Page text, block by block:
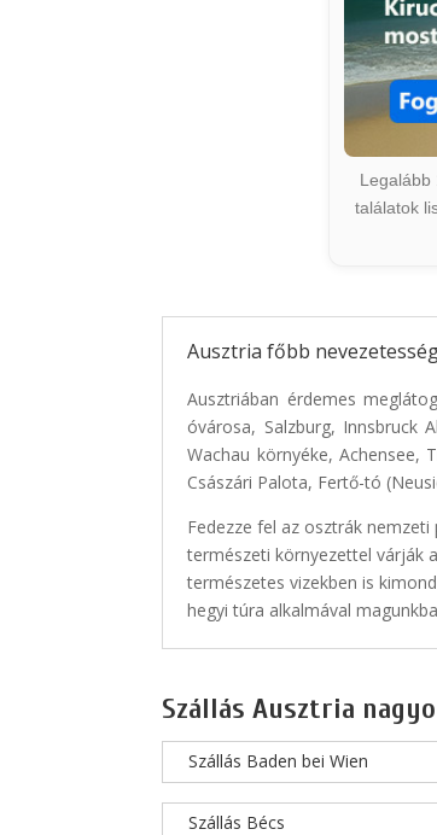
Legalább
találatok
Ausztria főbb
Ausztriában érdemes
óvárosa, Salzburg, Innsbruck
Wachau környéke, Achensee,
Császári Palota, Fertő-tó
Fedezze fel az osztrák
természeti környezettel várják
természetes vizekben is
hegyi túra alkalmával
Szállás Ausztria
Szállás Baden bei Wien
Szállás Bécs